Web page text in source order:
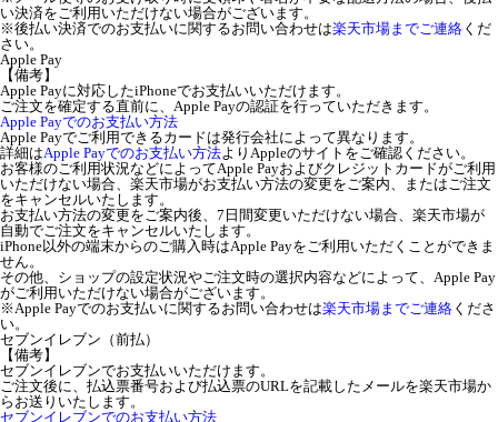
い決済をご利用いただけない場合がございます。
※後払い決済でのお支払いに関するお問い合わせは楽天市場までご連絡 くだ
さい。
Apple Pay
【備考】
Apple Payに対応したiPhoneでお支払いいただけます。
ご注文を確定する直前に、Apple Payの認証を行っていただきます。
Apple Payでのお支払い方法
Apple Payでご利用できるカードは発行会社によって異なります。
詳細はApple Payでのお支払い方法よりAppleのサイトをご確認ください。
お客様のご利用状況などによってApple Payおよびクレジットカードがご利用
いただけない場合、楽天市場がお支払い方法の変更をご案内、またはご注文
をキャンセルいたします。
お支払い方法の変更をご案内後、7日間変更いただけない場合、楽天市場が
自動でご注文をキャンセルいたします。
iPhone以外の端末からのご購入時はApple Payをご利用いただくことができま
せん。
その他、ショップの設定状況やご注文時の選択内容などによって、Apple Pay
がご利用いただけない場合がございます。
※Apple Payでのお支払いに関するお問い合わせは楽天市場までご連絡 くださ
い。
セブンイレブン（前払）
【備考】
セブンイレブンでお支払いいただけます。
ご注文後に、払込票番号および払込票のURLを記載したメールを楽天市場か
らお送りいたします。
セブンイレブンでのお支払い方法